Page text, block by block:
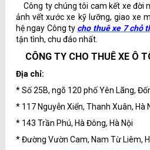
Công ty chúng tôi cam kết xe đời
ảnh vết xước xe kỹ lưỡng, giao xe
hệ ngay Công ty cho thuê xe 7 chỗ
tận tình, chu đáo nhất.
CÔNG TY CHO THUÊ XE Ô
Địa chỉ:
* Số 25B, ngõ 120 phố Yên Lãng,
* 117 Nguyễn Xiển, Thanh Xuân, Hà
* 143 Trần Phú, Hà Đông, Hà Nội
* Đường Vườn Cam, Nam Từ Liêm,